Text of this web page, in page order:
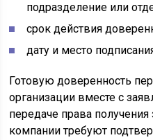
подразделение или
срок действия
дату и место
Готовую доверенность
организации вместе с
передаче права
компании требуют